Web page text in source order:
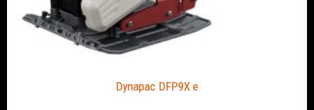
Dynapac DFP9X e